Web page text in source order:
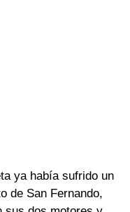
ya había sufrido un
de San Fernando,